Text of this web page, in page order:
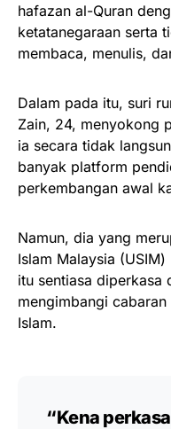
hafazan al-Quran
ketatanegaraan serta
membaca, menulis,
Dalam pada itu, suri
Zain, 24, menyokong
ia secara tidak
banyak platform
perkembangan awal
Namun, dia yang
Islam Malaysia
itu sentiasa diperkasa
mengimbangi
Islam.
“Kena